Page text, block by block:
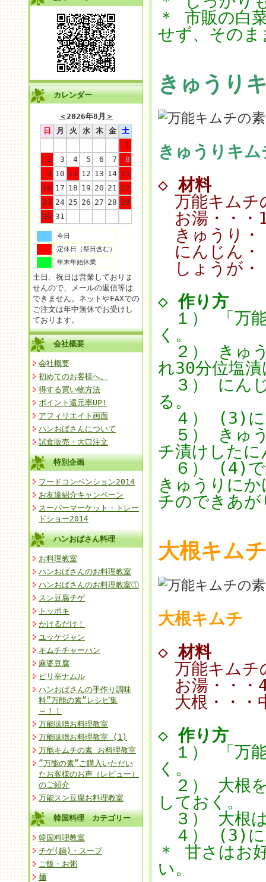
カレンダー
＜2026年8月 ＞
日
月 火 水 木 金
土
1
2
3 4 5 6 7
8
9 10 11 12 13 14 15
16 17 18 19 20 21 22
23 24 25 26 27 28 29
30 31
今日
定休日（祭日含む）
年末年始休業
土日、祝日は営業しておりま
せんので、メールの返信等は
できません。ネットやFAXでの
ご注文は年中無休でお受けし
ております。
会社概要
会社概要
初めてのお客様へ。
得する買い物方法
ポイント還元率UP!
アフィリエイト画面
ハンおばさんについて
試食販売・大口注文
特別企画
フードコンベンション2014
お友達紹介キャンペーン
スーパーマーケット・トレー
ドショー2014
ハンおばさん料理
お料理教室
ハンおばさんのお料理教室
ハンおばさんのお料理教室①
スン豆腐チゲ
トッポキ
かけるだけ！
ユッケジャン
キムチチャーハン
麻婆豆腐
ピリ辛ナムル
ハンおばさんの手作り調味
料”万能の素”レシピ集
～！！
万能味噌お料理教室
万能味噌お料理教室 (1)
万能キムチの素 お料理教室
”万能の素”ご購入いただい
たお客様のお声（レビュー）
のご紹介
万能スン豆腐お料理教室
韓国料理 カテゴリー
韓国料理教室
チゲ(鍋)・スープ
ご飯・お粥
麺
＊ 市販の白
せず、その
きゅうり
きゅうりキム
◇材料
万能キムチ
お湯・・・
きゅうり・
にんじん・
しょうが・
◇作り方
１） 「万能
く。
２） きゅう
れ30分位塩
３） にん
る。
４） (3)に
５） きゅ
チ漬けした
６） (4)で
きゅうりに
チのできあが
大根キムチ
大根キムチ
◇材料
万能キムチ
お湯・・・
大根・・・
◇作り方
１） 「万能
く。
２） 大根を
しておく。
３） 大根
４） (3)に
＊ 甘さはお
い。